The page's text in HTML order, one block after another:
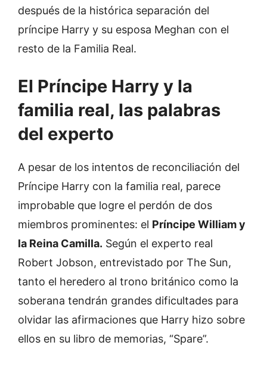
después de la histórica separación del
príncipe Harry y su esposa Meghan con el
resto de la Familia Real.
El Príncipe Harry y la
familia real, las palabras
del experto
A pesar de los intentos de reconciliación del
Príncipe Harry con la familia real, parece
improbable que logre el perdón de dos
miembros prominentes: el Príncipe William y
la Reina Camilla. Según el experto real
Robert Jobson, entrevistado por The Sun,
tanto el heredero al trono británico como la
soberana tendrán grandes dificultades para
olvidar las afirmaciones que Harry hizo sobre
ellos en su libro de memorias, “Spare”.